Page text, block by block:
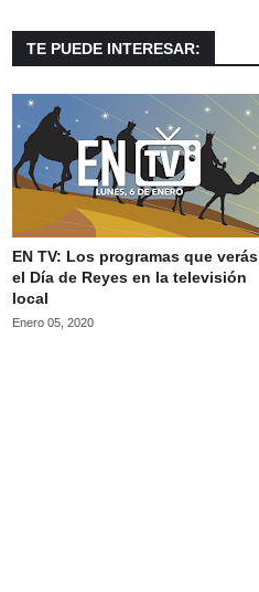
TE PUEDE INTERESAR:
EN TV: Los programas que verás
el Día de Reyes en la televisión
local
Enero 05, 2020